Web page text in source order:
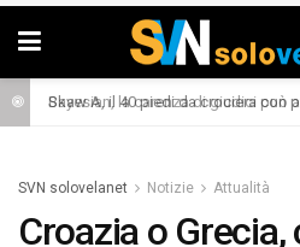
Skaw A, il 40 piedi da crociera con
SVN solovelanet Notizie Attualità
Croazia o